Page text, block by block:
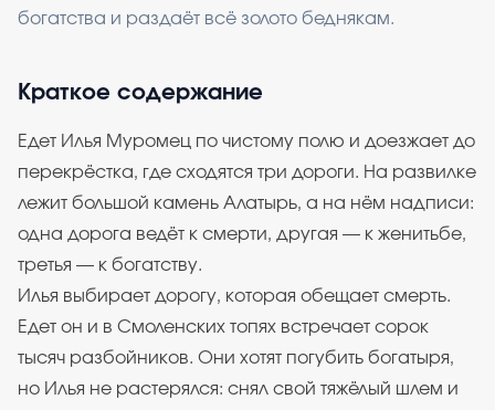
богатства и раздаёт всё золото беднякам.
Краткое содержание
Едет Илья Муромец по чистому полю и доезжает до
перекрёстка, где сходятся три дороги. На развилке
лежит большой камень Алатырь, а на нём надписи:
одна дорога ведёт к смерти, другая — к женитьбе,
третья — к богатству.
Илья выбирает дорогу, которая обещает смерть.
Едет он и в Смоленских топях встречает сорок
тысяч разбойников. Они хотят погубить богатыря,
но Илья не растерялся: снял свой тяжёлый шлем и